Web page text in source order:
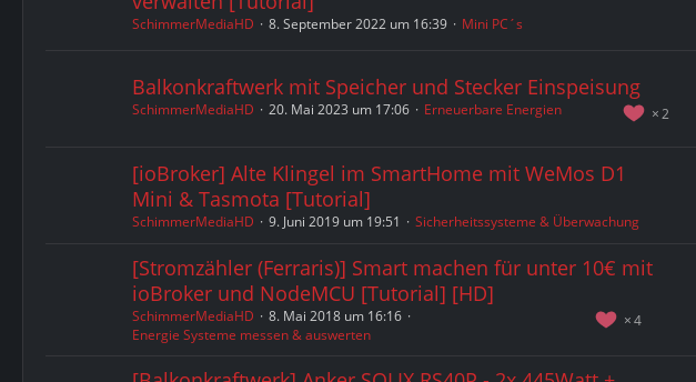
SchimmerMediaHD 8. September 2022 um 16:39 Mini PC´s
Balkonkraftwerk mit Speicher und Stecker Einspeisung
2
SchimmerMediaHD 20. Mai 2023 um 17:06 Erneuerbare Energien
[ioBroker] Alte Klingel im SmartHome mit WeMos D1
Mini & Tasmota [Tutorial]
SchimmerMediaHD 9. Juni 2019 um 19:51 Sicherheitssysteme & Überwachung
[Stromzähler (Ferraris)] Smart machen für unter 10€ mit
ioBroker und NodeMCU [Tutorial] [HD]
4
SchimmerMediaHD
8. Mai 2018 um 16:16
Energie Systeme messen & auswerten